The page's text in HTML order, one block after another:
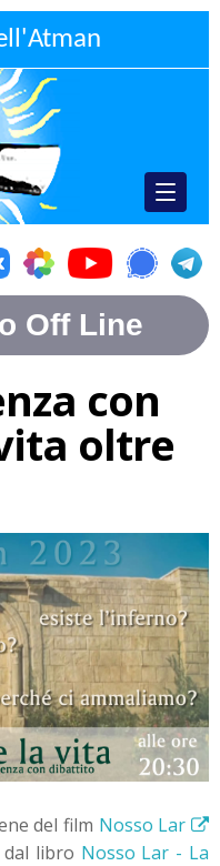
con
oltre
del film Nosso Lar
dal libro Nosso Lar - La